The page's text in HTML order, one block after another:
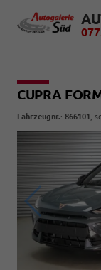
CUPRA
Fahrzeugnr.: 866101